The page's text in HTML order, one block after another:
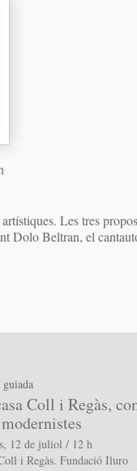
Les tres
Dolo Beltran, el
Coll i Regàs,
12 de juliol / 12 h
i Regàs. Fundació Iluro